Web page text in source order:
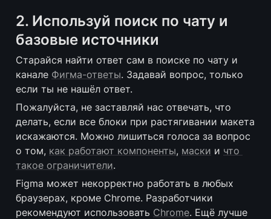
2. Используй поиск по чату и
базовые источники
Старайся найти ответ сам в поиске по чату и
канале Фигма-ответы. Задавай вопрос, только
если ты не нашёл ответ.
Пожалуйста, не заставляй нас отвечать, что
делать, если все блоки при растягивании макета
искажаются. Можно лишиться голоса за вопрос
о том, как работают компоненты, маски и что
такое ограничители.
Figma может некорректно работать в любых
браузерах, кроме Chrome. Разработчики
рекомендуют использовать Chrome. Ещё лучше